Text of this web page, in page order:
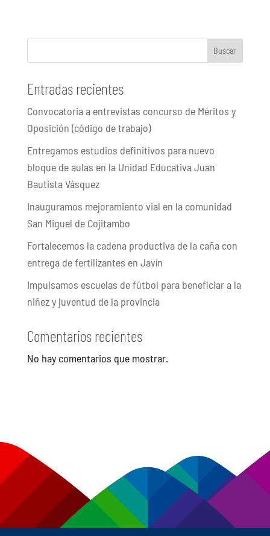
Buscar
Entradas recientes
Convocatoria a entrevistas concurso de Méritos y
Oposición (código de trabajo)
Entregamos estudios definitivos para nuevo
bloque de aulas en la Unidad Educativa Juan
Bautista Vásquez
Inauguramos mejoramiento vial en la comunidad
San Miguel de Cojitambo
Fortalecemos la cadena productiva de la caña con
entrega de fertilizantes en Javín
Impulsamos escuelas de fútbol para beneficiar a la
niñez y juventud de la provincia
Comentarios recientes
No hay comentarios que mostrar.